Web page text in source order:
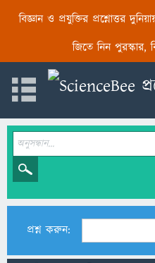
বিজ্ঞান ও প্রযুক্তির প্রশ্নোত্তর
জিতে নিন পুরস্কার,
প্রশ্ন করুন: